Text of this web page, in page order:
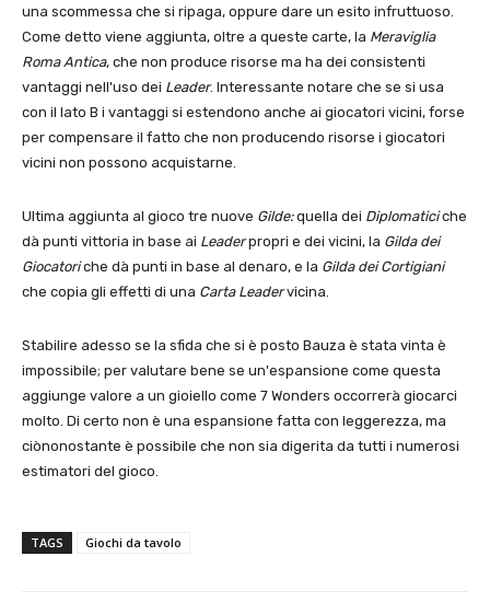
una scommessa che si ripaga, oppure dare un esito infruttuoso.
Come detto viene aggiunta, oltre a queste carte, la Meraviglia
Roma Antica, che non produce risorse ma ha dei consistenti
vantaggi nell'uso dei Leader. Interessante notare che se si usa
con il lato B i vantaggi si estendono anche ai giocatori vicini, forse
per compensare il fatto che non producendo risorse i giocatori
vicini non possono acquistarne.
Ultima aggiunta al gioco tre nuove Gilde:quella dei Diplomaticiche
dà punti vittoria in base ai Leaderpropri e dei vicini, la Gilda dei
Giocatoriche dà punti in base al denaro, e la Gilda dei Cortigiani
che copia gli effetti di una Carta Leadervicina.
Stabilire adesso se la sfida che si è posto Bauza è stata vinta è
impossibile; per valutare bene se un'espansione come questa
aggiunge valore a un gioiello come 7 Wonders occorrerà giocarci
molto. Di certo non è una espansione fatta con leggerezza, ma
ciònonostante è possibile che non sia digerita da tutti i numerosi
estimatori del gioco.
TAGS Giochi da tavolo